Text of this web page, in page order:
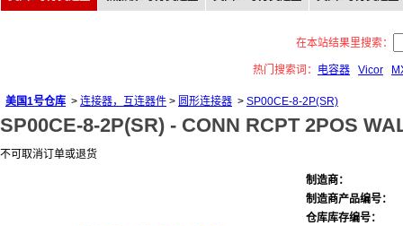
在本站结果里搜索：
热门搜索词： 电容器 Vicor
美国1号仓库 > 连接器，互连器件 > 圆形连接器 > SP00CE-8-2P(SR)
SP00CE-8-2P(SR) - CONN RCPT 2POS
不可取消订单或退货
制造商：
制造商产品编号：
仓库库存编号：